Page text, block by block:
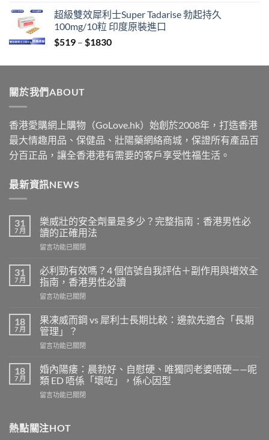
$359
through
$2229
超級雙效犀利士Super Tadarise 勃起持久
100mg/10粒 印度原裝進口
$519 – $1830Price
$519
關於我們ABOUT
香港愛購網上購物（GoLove.hk）始創於2008年，打造香港
最大情趣用品、保健品、壯陽藥網絡商城，保證所有產品百
分百正品，讓全香港港有需要的客戶享受性福生活。
最新資訊NEWS
31
7 月
樂威壯的安全劑量是多少？完整指南：香港男性必
讀的正確用法
在
威
壯
的
安
劑
量
是
多
完
整
南：
男
留言功能已關閉
31
7 月
必利勁有效嗎？4 個信號自我評估＋副作用與增效全
指南，香港男性必讀
在
利
勁
有
效
4
個
信
號
評
留言功能已關閉
18
7 月
果凍威而鋼 vs 犀利士長期比較：邊款先適合「長期
管理」？
在
凍
威
而
鋼
利
留言功能已關閉
18
7 月
婚內陽痿：晨勃好、自慰硬、唯獨同老婆唔硬——呢
類 ED 唔係「壞咗」，係心因型
在
陽
痿：
留言功能已關閉
熱點關注HOT